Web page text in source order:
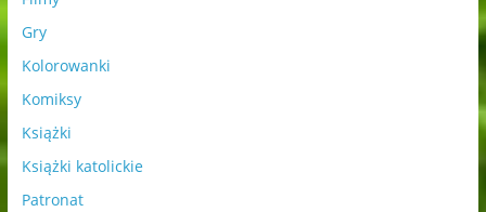
Gry
Kolorowanki
Komiksy
Książki
Książki katolickie
Patronat